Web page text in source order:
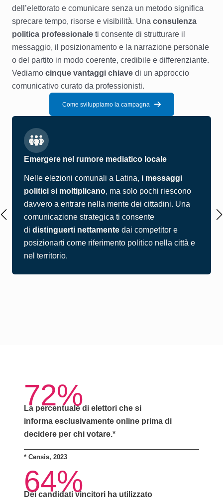
dell’elettorato e comunicare senza un metodo significa
sprecare tempo, risorse e visibilità. Una consulenza
politica professionale ti consente di strutturare il
messaggio, il posizionamento e la narrazione personale
o del partito in modo coerente, credibile e differenziante.
Vediamo cinque vantaggi chiave di un approccio
comunicativo curato da professionisti.
Come sviluppiamo la campagna
Emergere nel rumore mediatico locale
Nelle elezioni comunali a Latina, i messaggi
politici si moltiplicano, ma solo pochi riescono
davvero a entrare nella mente dei cittadini. Una
comunicazione strategica ti consente
di distinguerti nettamente dai competitor e
posizionarti come riferimento politico nella città e
nel territorio.
72%
La percentuale di elettori che si
informa esclusivamente online prima di
decidere per chi votare.*
* Censis, 2023
64%
Dei candidati vincitori ha utilizzato